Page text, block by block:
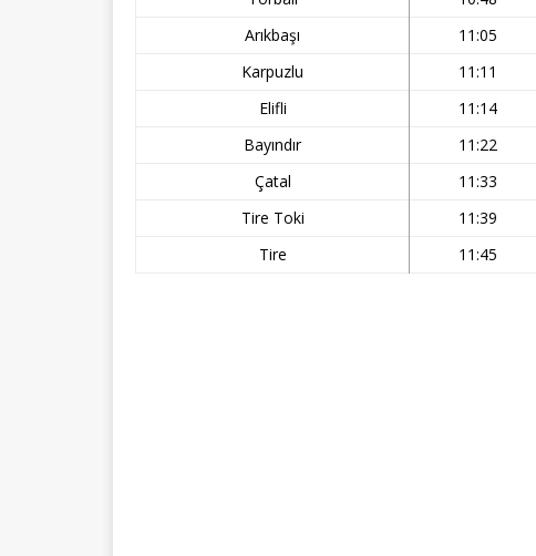
Arıkbaşı
11:05
Karpuzlu
11:11
Elifli
11:14
Bayındır
11:22
Çatal
11:33
Tire Toki
11:39
Tire
11:45